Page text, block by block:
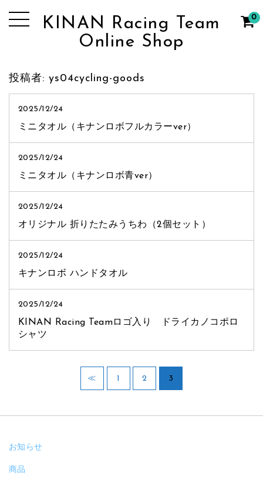
KINAN Racing Team
Online Shop
0
投稿者: ys04cycling-goods
2025/12/24
ミニタオル（キナンロボフルカラーver）
2025/12/24
ミニタオル（キナンロボ青ver）
2025/12/24
オリジナル 折りたたみうちわ（2個セット）
2025/12/24
キナンロボ ハンドタオル
2025/12/24
KINAN Racing Teamロゴ入り ドライカノコポロ
シャツ
≪ 1 2 3
お知らせ
商品